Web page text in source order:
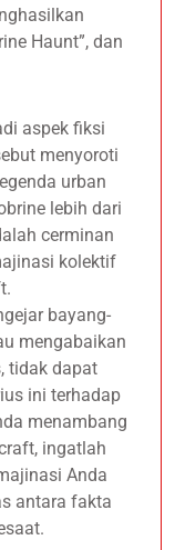
Haunt”, dan
aspek fiksi
menyoroti
urban
lebih dari
cerminan
kolektif
bayang-
mengabaikan
tidak dapat
ini terhadap
menambang
ingatlah
Anda
antara fakta